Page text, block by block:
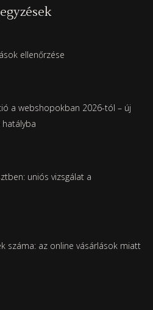
ellenőrzése
a webshopokban 2026-tól – új
uniós vizsgálat a
száma: az online vásárlások miatt